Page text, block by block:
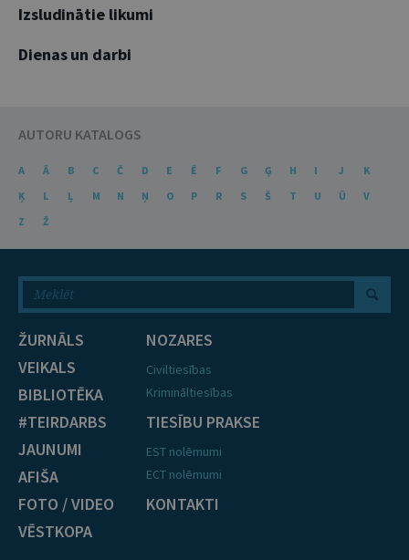
Izsludinātie likumi
Dienas un darbi
AUTORU KATALOGS
A Ā B C Č D E Ē F G Ģ H I J
K
Ķ
L Ļ M N Ņ O P R S Š T U Ū
V
Z
Ž
ŽURNĀLS
VEIKALS
BIBLIOTĒKA
#TEIRDARBS
JAUNUMI
AFIŠA
FOTO / VIDEO
VĒSTKOPA
NOZARES
Civiltiesības
Krimināltiesības
TIESĪBU PRAKSE
EST nolēmumi
ECT nolēmumi
KONTAKTI